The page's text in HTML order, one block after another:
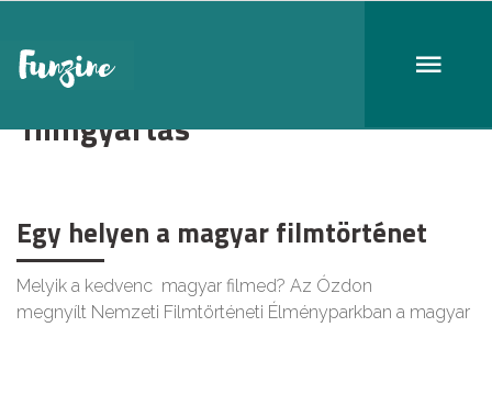
filmgyártás
Egy helyen a magyar filmtörténet
Melyik a kedvenc magyar filmed? Az Ózdon
megnyílt Nemzeti Filmtörténeti Élményparkban a magyar